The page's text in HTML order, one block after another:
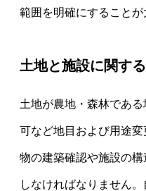
範囲を明確にすることが
土地と施設に関す
土地が農地・森林であ
可など地目および用途
物の建築確認や施設の
しなければなりません